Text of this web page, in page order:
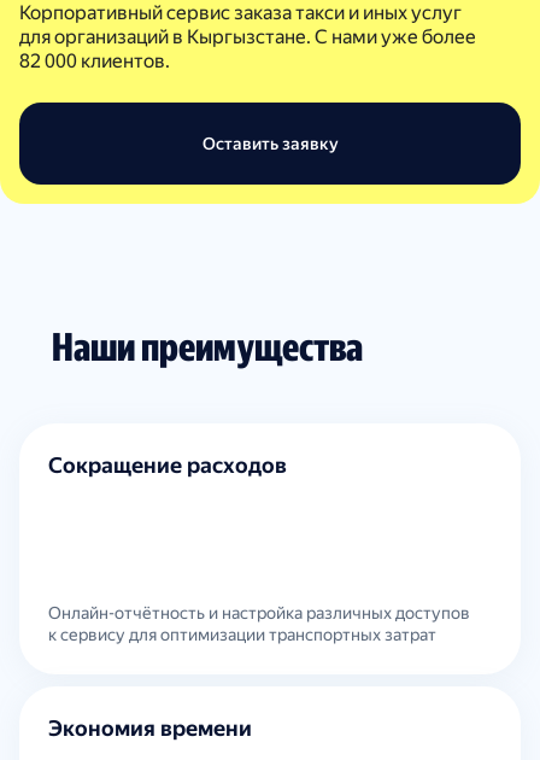
Корпоративный сервис заказа такси и иных услуг
для организаций в Кыргызстане. С нами уже более
82 000 клиентов.
Оставить заявку
Наши преимущества
Сокращение расходов
Онлайн-отчётность и настройка различных доступов
к сервису для оптимизации транспортных затрат
Экономия времени